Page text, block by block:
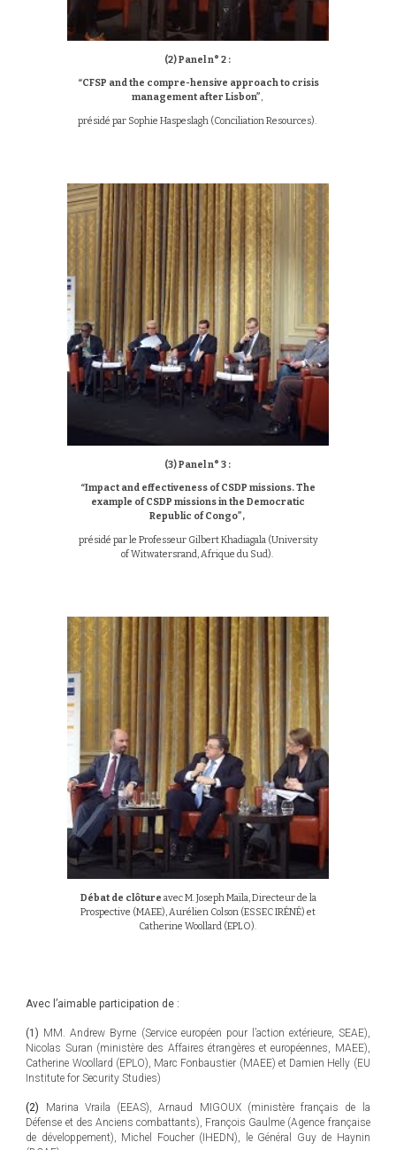
(2)Panel n° 2 :
“CFSP and the compre-hensive approach to crisis
management after Lisbon”,
présidé par Sophie Haspeslagh (Conciliation Resources).
(3)Panel n° 3 :
“Impact and effectiveness of CSDP missions. The
example of CSDP missions in the Democratic
Republic of Congo”,
présidé par le Professeur Gilbert Khadiagala (University
of Witwatersrand, Afrique du Sud).
Débat de clôture avec M. Joseph Maïla, Directeur de la
Prospective (MAEE), Aurélien Colson (ESSEC IRÉNÉ) et
Catherine Woollard (EPLO).
Avec l’aimable participation de :
(1) MM. Andrew Byrne (Service européen pour l’action extérieure, SEAE),
Nicolas Suran (ministère des Affaires étrangères et européennes, MAEE),
Catherine Woollard (EPLO), Marc Fonbaustier (MAEE) et Damien Helly (EU
Institute for Security Studies)
(2)
Marina Vraila (EEAS), Arnaud MIGOUX (ministère français de la
Défense et des Anciens combattants), François Gaulme (Agence française
de développement), Michel Foucher (IHEDN), le Général Guy de Haynin